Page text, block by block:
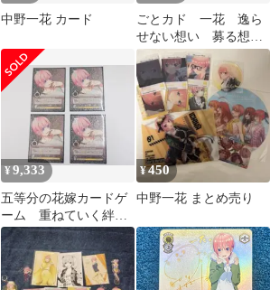
中野一花 カード
ごとカド 一花 逸ら
せない想い 募る想い
中野一花 2枚セット！
¥9,333
五等分の花嫁カードゲ
ーム 重ねていく絆
中野一花 PRSP
¥450
中野一花 まとめ売り